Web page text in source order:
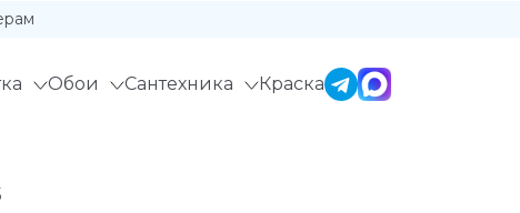
Обои Сантехника Краска